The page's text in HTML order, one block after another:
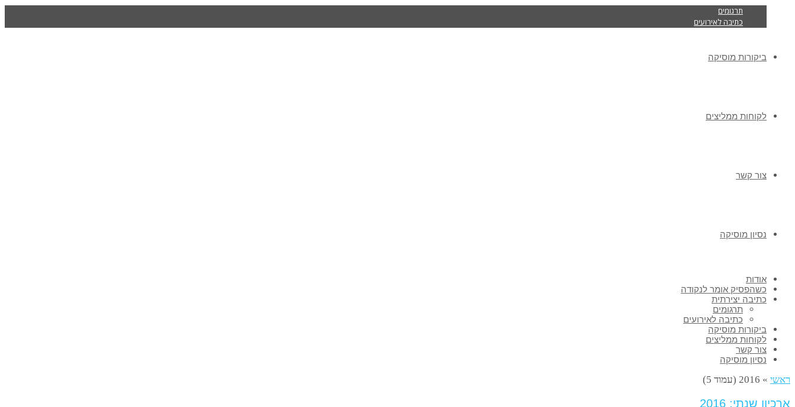
תרגומים
כתיבה לאירועים
ביקורות מוסיקה
לקוחות ממליצים
צור קשר
נסיון מוסיקה
אודות
כשהפסיק אומר לנקודה
כתיבה יצירתית
תרגומים
כתיבה לאירועים
ביקורות מוסיקה
לקוחות ממליצים
צור קשר
נסיון מוסיקה
ראשי » 2016 (עמוד 5)
ארכיון שנתי: 2016